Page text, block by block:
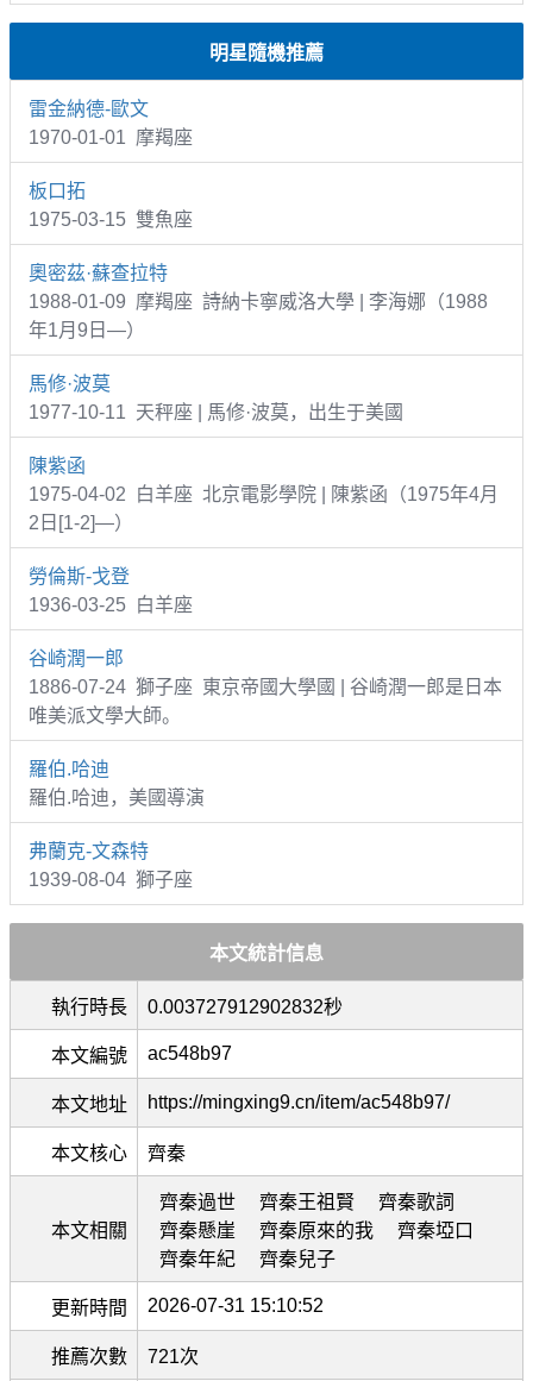
明星隨機推薦
雷金納德-歐文
1970-01-01 摩羯座
板口拓
1975-03-15 雙魚座
奧密茲·蘇查拉特
1988-01-09 摩羯座 詩納卡寧威洛大學 | 李海娜（1988
年1月9日—）
馬修·波莫
1977-10-11 天秤座 | 馬修·波莫，出生于美國
陳紫函
1975-04-02 白羊座 北京電影學院 | 陳紫函（1975年4月
2日[1-2]—）
勞倫斯-戈登
1936-03-25 白羊座
谷崎潤一郎
1886-07-24 獅子座 東京帝國大學國 | 谷崎潤一郎是日本
唯美派文學大師。
羅伯.哈迪
羅伯.哈迪，美國導演
弗蘭克-文森特
1939-08-04 獅子座
本文統計信息
執行時長 0.003727912902832秒
本文編號 ac548b97
本文地址 https://mingxing9.cn/item/ac548b97/
本文核心 齊秦
本文相關
齊秦過世 齊秦王祖賢
齊秦歌詞
齊秦懸崖
齊秦原來的我
齊秦埡口
齊秦年紀
齊秦兒子
更新時間 2026-07-31 15:10:52
推薦次數 721次